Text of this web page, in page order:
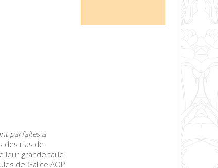
parfaites à
des rias de
leur grande taille
de Galice AOP